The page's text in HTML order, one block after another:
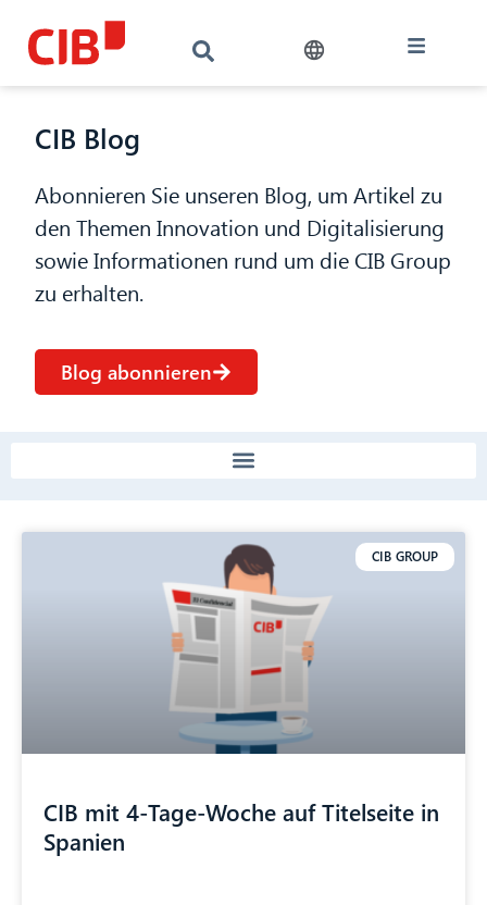
CIB Blog
Abonnieren Sie unseren Blog, um Artikel zu
den Themen Innovation und Digitalisierung
sowie Informationen rund um die CIB Group
zu erhalten.
Blog abonnieren
CIB GROUP
CIB mit 4-Tage-Woche auf Titelseite in
Spanien